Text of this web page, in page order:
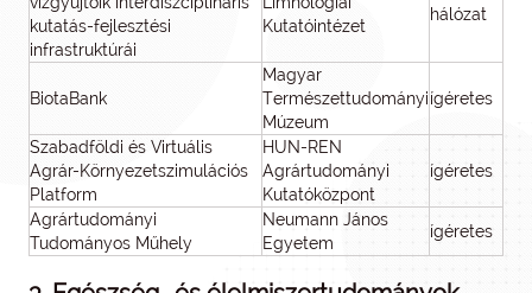
kutatás-fejlesztési
infrastruktúrái
Kutatóintézet
hálózat
BiotaBank
Magyar
Természettudományi
Múzeum
ígéretes
Szabadföldi és Virtuális
Agrár-Környezetszimulációs
Platform
HUN-REN
Agrártudományi
Kutatóközpont
ígéretes
Agrártudományi
Tudományos Műhely
Neumann János
Egyetem
ígéretes